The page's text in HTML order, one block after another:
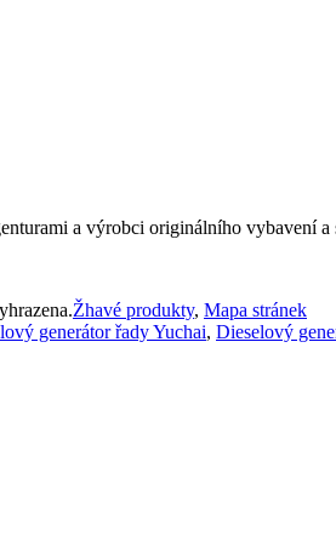
a výrobci originálního vybavení
Žhavé produkty, Mapa stránek
generátor řady Yuchai, Dieselový